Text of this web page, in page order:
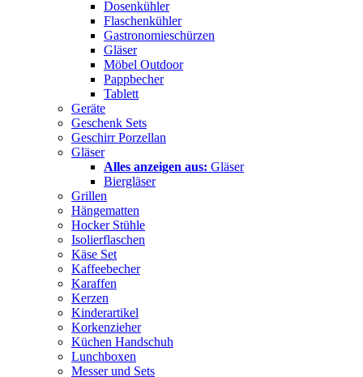
Dosenkühler
Flaschenkühler
Gastronomieschürzen
Gläser
Möbel Outdoor
Pappbecher
Tablett
Geräte
Geschenk Sets
Geschirr Porzellan
Gläser
Alles anzeigen aus: Gläser
Biergläser
Grillen
Hängematten
Hocker Stühle
Isolierflaschen
Käse Set
Kaffeebecher
Karaffen
Kerzen
Kinderartikel
Korkenzieher
Küchen Handschuh
Lunchboxen
Messer und Sets